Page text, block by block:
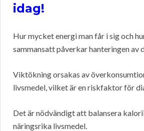
idag!
Hur mycket energi man får i sig och
sammansatt påverkar hanteringen av
Viktökning orsakas av
livsmedel, vilket är en riskfaktor för
Det är nödvändigt att balansera
näringsrika livsmedel.